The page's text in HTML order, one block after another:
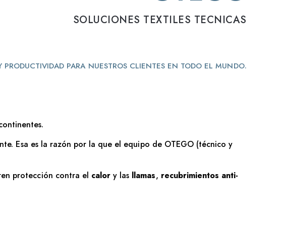
SOLUCIONES TEXTILES TECNICAS
PRODUCTIVIDAD PARA NUESTROS CLIENTES EN TODO EL MUNDO.
Esa es la razón por la que el equipo de OTEGO (técnico y
protección contra el calory las llamas, recubrimientos anti-